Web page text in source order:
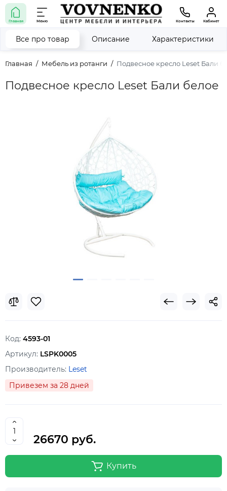
Главная Меню Контакты Кабинет
Главная Мебель из ротанги Подвесное кресло Leset Бали
Подвесное кресло Leset Бали белое
Все про товар Описание Характеристики
Код: 4593-01
Артикул: LSPK0005
Производитель: Leset
Привезем за 28 дней
26670 руб.
Купить